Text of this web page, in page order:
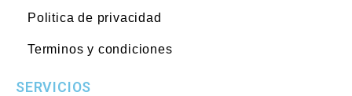
Politica de privacidad
Terminos y condiciones
SERVICIOS